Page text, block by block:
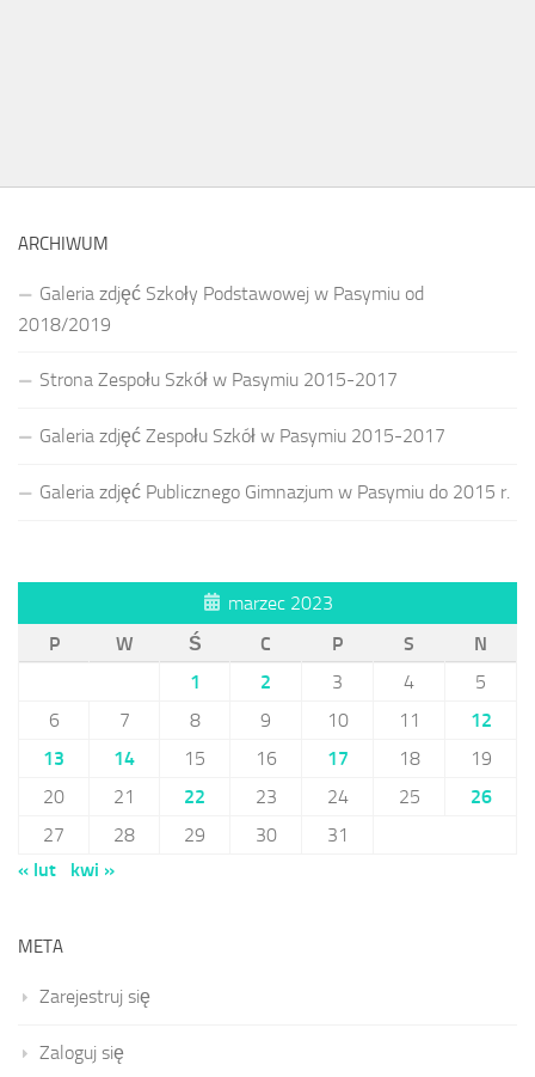
ARCHIWUM
Galeria zdjęć Szkoły Podstawowej w Pasymiu od
2018/2019
Strona Zespołu Szkół w Pasymiu 2015-2017
Galeria zdjęć Zespołu Szkół w Pasymiu 2015-2017
Galeria zdjęć Publicznego Gimnazjum w Pasymiu do 2015 r.
marzec 2023
P
W Ś C P S
N
1
2 3 4
5
6
7 8 9 10 11
12
13
14 15 16 17 18
19
20
21 22 23 24 25
26
27
28 29 30
31
« lut
kwi »
META
Zarejestruj się
Zaloguj się